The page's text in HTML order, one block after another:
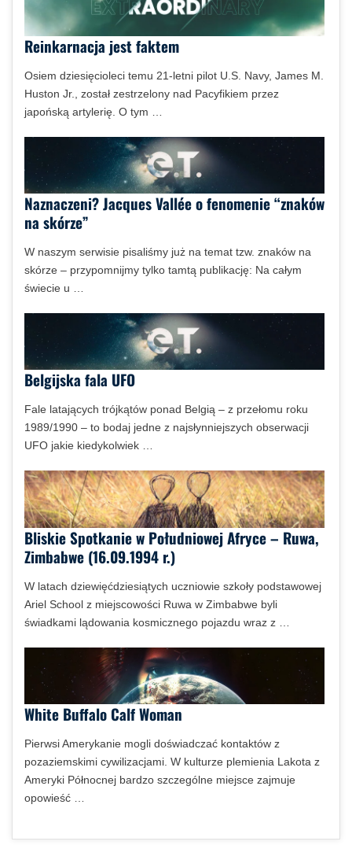
Reinkarnacja jest faktem
Osiem dziesięcioleci temu 21-letni pilot U.S. Navy, James M.
Huston Jr., został zestrzelony nad Pacyfikiem przez
japońską artylerię. O tym …
Naznaczeni? Jacques Vallée o fenomenie “znaków
na skórze”
W naszym serwisie pisaliśmy już na temat tzw. znaków na
skórze – przypomnijmy tylko tamtą publikację: Na całym
świecie u …
Belgijska fala UFO
Fale latających trójkątów ponad Belgią – z przełomu roku
1989/1990 – to bodaj jedne z najsłynniejszych obserwacji
UFO jakie kiedykolwiek …
Bliskie Spotkanie w Południowej Afryce – Ruwa,
Zimbabwe (16.09.1994 r.)
W latach dziewięćdziesiątych uczniowie szkoły podstawowej
Ariel School z miejscowości Ruwa w Zimbabwe byli
świadkami lądowania kosmicznego pojazdu wraz z …
White Buffalo Calf Woman
Pierwsi Amerykanie mogli doświadczać kontaktów z
pozaziemskimi cywilizacjami. W kulturze plemienia Lakota z
Ameryki Północnej bardzo szczególne miejsce zajmuje
opowieść …